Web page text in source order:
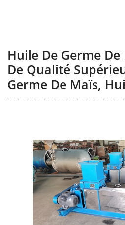
Huile De Germe
De Qualité
Germe De Maïs,